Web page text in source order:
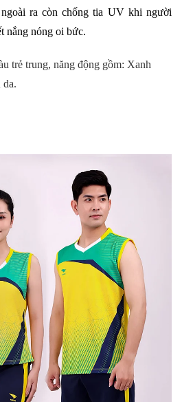
ra còn chống tia UV khi người
nắng nóng oi bức.
trẻ trung, năng động gồm: Xanh
da.